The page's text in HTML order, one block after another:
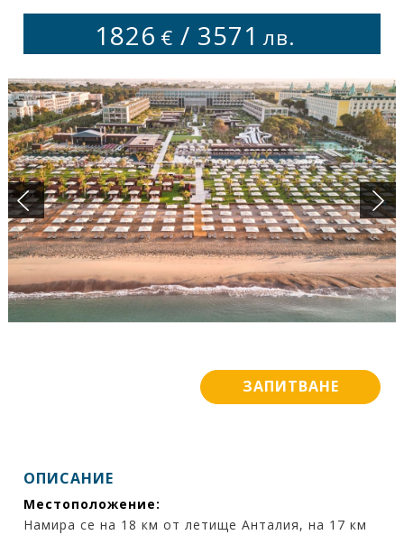
САМОЛЕТНИ БИЛЕТИ
ИЗПРАТИ ЗАПИТВАНЕ
ЛИЦЕНЗ И ЗАСТРАХОВКА
ПОДАРЪЧЕН ВАУЧЕР
БАНКОВИ СМЕТКИ
ИСКАМ ДА НАУЧА ПОВЕЧЕ ....
КОНТАКТИ
1826 € / 3571 лв.
ЗАПИТВАНЕ
ОПИСАНИЕ
Местоположение:
Намира се на 18 км от летище Анталия, на 17 км